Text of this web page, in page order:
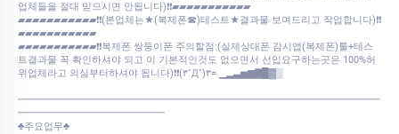
업체들을 절대 믿으시면 안됩니다)❗❗▰▰▰▰▰▰▰▰▰▰▰
▰▰▰▰▰▰▰▰▰▰▰❗❗(본업체는★(복제폰☎)테스트★결과물 보여드리고 작업합니다)❗❗
▰▰▰▰▰▰▰▰▰▰▰
▰▰▰▰▰▰▰▰▰▰▰❗❗복제폰 쌍둥이폰 주의할점:(실제상대폰 감시앱(복제폰)툴+테스
트결과물 꼭 확인하셔야 되고 이 기본적인것도 없으면서 선입요구하는곳은 100%허
위업체라고 의심부터하셔야 됩니다)❗❗(۳˚Д˚)۳= ▁▂▃▅▆▇█▓▒
━━━━━━━━━━━━━━━━━━━━━━━━━━━━━━━━━━━━━
━━━━━━━━━━━━━━━
♣주요업무♣